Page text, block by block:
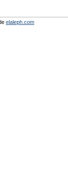
elaleph.com